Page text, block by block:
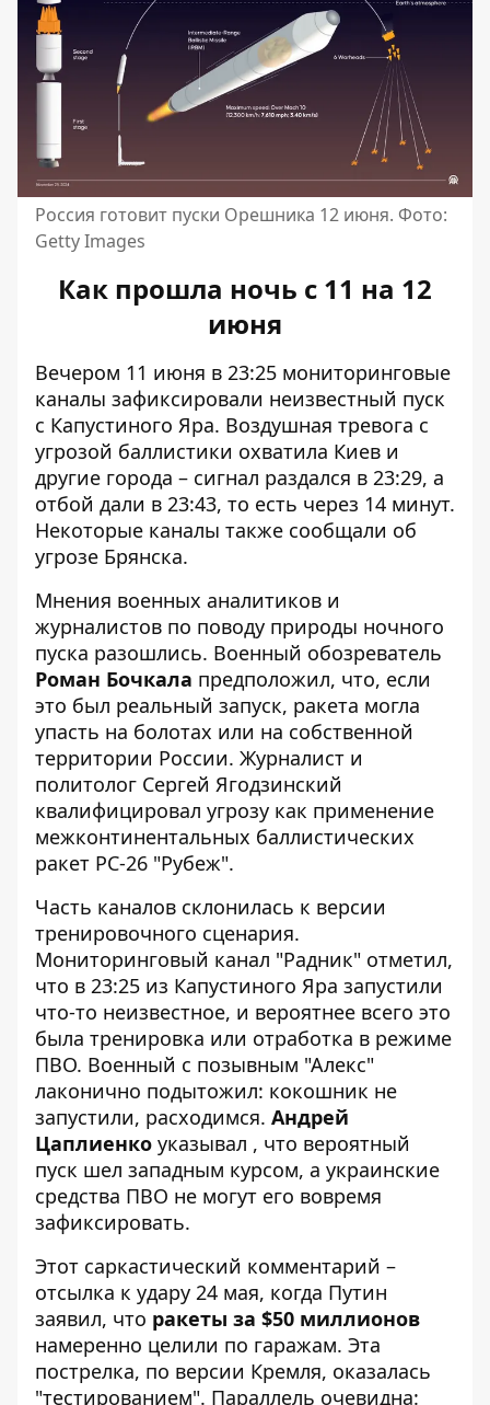
Россия готовит пуски Орешника 12 июня. Фото:
Getty Images
Как прошла ночь с 11 на 12
июня
Вечером 11 июня в 23:25 мониторинговые
каналы зафиксировали неизвестный пуск
с Капустиного Яра. Воздушная тревога с
угрозой баллистики охватила Киев и
другие города – сигнал раздался в 23:29, а
отбой дали в 23:43, то есть через 14 минут.
Некоторые каналы также сообщали об
угрозе Брянска.
Мнения военных аналитиков и
журналистов по поводу природы ночного
пуска разошлись. Военный обозреватель
Роман Бочкала предположил, что, если
это был реальный запуск, ракета могла
упасть на болотах или на собственной
территории России. Журналист и
политолог Сергей Ягодзинский
квалифицировал угрозу как применение
межконтинентальных баллистических
ракет РС-26 "Рубеж".
Часть каналов склонилась к версии
тренировочного сценария.
Мониторинговый канал "Радник" отметил,
что в 23:25 из Капустиного Яра запустили
что-то неизвестное, и вероятнее всего это
была тренировка или отработка в режиме
ПВО. Военный с позывным "Алекс"
лаконично подытожил: кокошник не
запустили, расходимся. Андрей
Цаплиенко указывал , что вероятный
пуск шел западным курсом, а украинские
средства ПВО не могут его вовремя
зафиксировать.
Этот саркастический комментарий –
отсылка к удару 24 мая, когда Путин
заявил, что ракеты за $50 миллионов
намеренно целили по гаражам. Эта
пострелка, по версии Кремля, оказалась
"тестированием". Параллель очевидна: